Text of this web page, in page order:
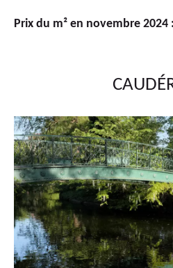
Prix du m² en novembre 2024 :